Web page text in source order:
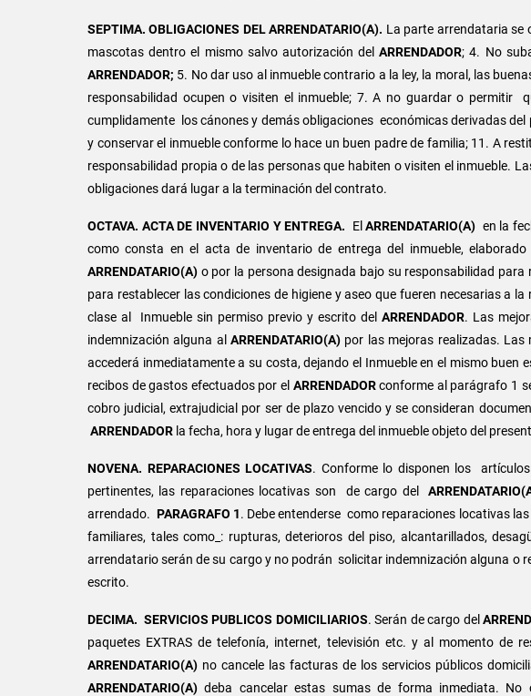
SEPTIMA.OBLIGACIONES DEL ARRENDATARIO(A). La parte arrendataria se
mascotas dentro el mismo salvo autorización delARRENDADOR; 4. No
ARRENDADOR; 5. No dar uso al inmueble contrario a la ley, la moral, las
responsabilidad ocupen o visiten el inmueble; 7. A no guardar o permitir
cumplidamente los cánones y demás obligaciones económicas derivadas
y conservar el inmueble conforme lo hace un buen padre de familia; 11. A
responsabilidad propia o de las personas que habiten o visiten el inmueble.
obligaciones dará lugar a la terminación del contrato.
OCTAVA. ACTA DE INVENTARIO Y ENTREGA. ElARRENDATARIO(A) en la
como consta en el acta de inventario de entrega del inmueble,
ARRENDATARIO(A) o por la persona designada bajo su responsabilidad
para restablecer las condiciones de higiene y aseo que fueren necesarias a
clase al Inmueble sin permiso previo y escrito delARRENDADOR. Las
indemnización alguna alARRENDATARIO(A) por las mejoras realizadas. Las
accederá inmediatamente a su costa, dejando el Inmueble en el mismo buen
recibos de gastos efectuados por el ARRENDADORconforme al parágrafo 1
cobro judicial, extrajudicial por ser de plazo vencido y se consideran
ARRENDADOR la fecha, hora y lugar de entrega del inmueble objeto del
NOVENA. REPARACIONES LOCATIVAS. Conforme lo disponen los
pertinentes, las reparaciones locativas son de cargo del
arrendado. PARAGRAFO 1. Debe entenderse como reparaciones locativas
familiares, tales como_: rupturas, deterioros del piso, alcantarillados,
arrendatario serán de su cargo y no podrán solicitar indemnización alguna o
escrito.
DECIMA. SERVICIOS PUBLICOS DOMICILIARIOS. Serán de cargo del
paquetes EXTRAS de telefonía, internet, televisión etc. y al momento
ARRENDATARIO(A) no cancele las facturas de los servicios públicos
ARRENDATARIO(A) deba cancelar estas sumas de forma inmediata. No